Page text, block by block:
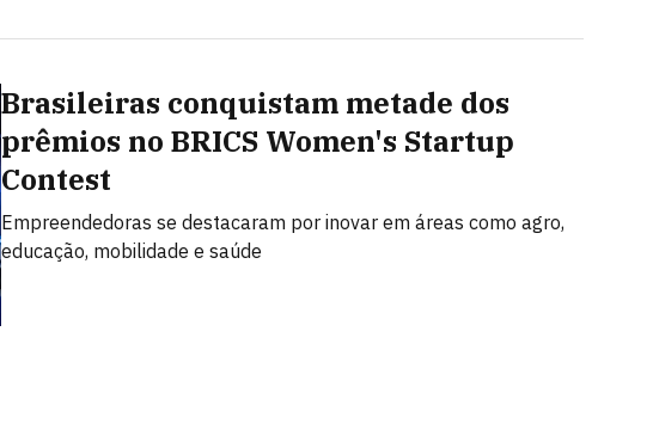
Brasileiras conquistam metade dos
prêmios no BRICS Women's Startup
Contest
Empreendedoras se destacaram por inovar em áreas como agro,
educação, mobilidade e saúde